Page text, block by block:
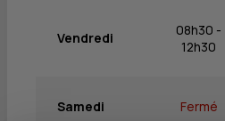
Vendredi
08h30 -
12h30
Samedi Fermé